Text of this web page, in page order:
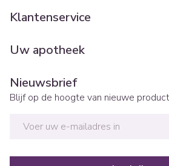
Klantenservice
Uw apotheek
Nieuwsbrief
Blijf op de hoogte van nieuwe